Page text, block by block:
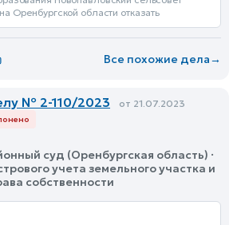
Оренбургской области отказать
Все похожие дела→
№ 2-110/2023 от 21.07.2023
суд (Оренбургская область) ·
учета земельного участка и
собственности